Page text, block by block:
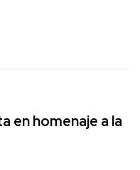
en homenaje a la